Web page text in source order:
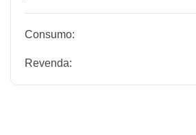
Consumo:
Revenda: